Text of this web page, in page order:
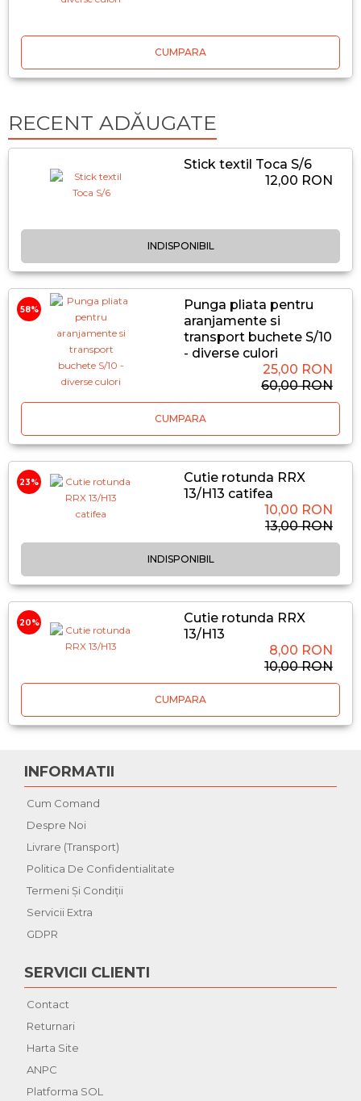
CUMPARA
RECENT ADĂUGATE
Stick textil Toca S/6
12,00 RON
INDISPONIBIL
58%
Punga pliata pentru
aranjamente si
transport buchete S/10
- diverse culori
25,00 RON
60,00 RON
CUMPARA
23%
Cutie rotunda RRX
13/H13 catifea
10,00 RON
13,00 RON
INDISPONIBIL
20%
Cutie rotunda RRX
13/H13
8,00 RON
10,00 RON
CUMPARA
INFORMATII
Cum Comand
Despre Noi
Livrare (Transport)
Politica De Confidentialitate
Termeni Şi Condiţii
Servicii Extra
GDPR
SERVICII CLIENTI
Contact
Returnari
Harta Site
ANPC
Platforma SOL